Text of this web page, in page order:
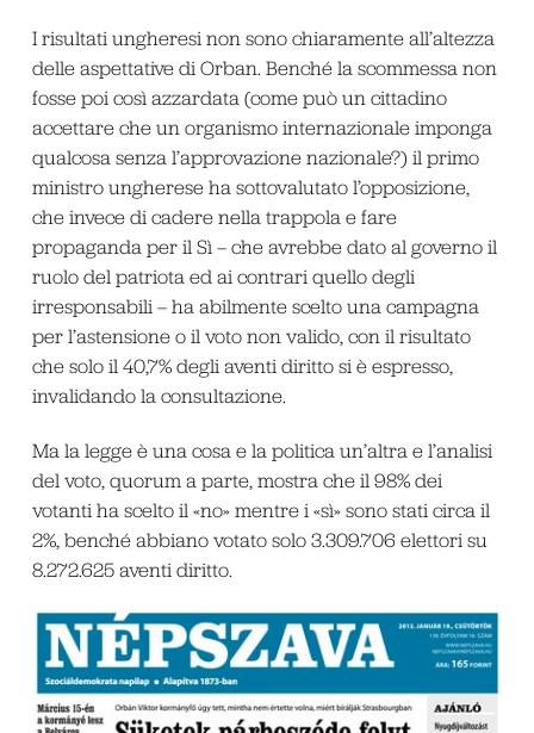
I risultati ungheresi non sono chiaramente all’altezza
delle aspettative di Orban. Benché la scommessa non
fosse poi così azzardata (come può un cittadino
accettare che un organismo internazionale imponga
qualcosa senza l’approvazione nazionale?) il primo
ministro ungherese ha sottovalutato l’opposizione,
che invece di cadere nella trappola e fare
propaganda per il Sì – che avrebbe dato al governo il
ruolo del patriota ed ai contrari quello degli
irresponsabili – ha abilmente scelto una campagna
per l’astensione o il voto non valido, con il risultato
che solo il 40,7% degli aventi diritto si è espresso,
invalidando la consultazione.
Ma la legge è una cosa e la politica un’altra e l’analisi
del voto, quorum a parte, mostra che il 98% dei
votanti ha scelto il «no» mentre i «sì» sono stati circa il
2%, benché abbiano votato solo 3.309.706 elettori su
8.272.625 aventi diritto.